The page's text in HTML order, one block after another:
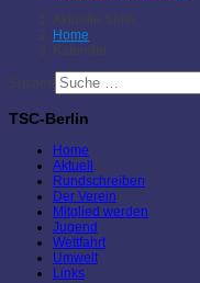
Aktuelle Seite:
Home
Kalender
Suchen
TSC-Berlin
Home
Aktuell
Rundschreiben
Der Verein
Mitglied werden
Jugend
Wettfahrt
Umwelt
Links